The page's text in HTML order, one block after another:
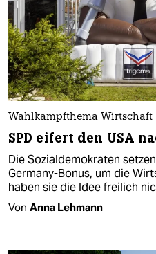
Wahlkampfthema Wirtschaft
SPD eifert den USA
Die Sozialdemokraten
Germany-Bonus, um die
haben sie die Idee freilich
Von Anna Lehmann